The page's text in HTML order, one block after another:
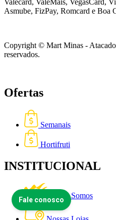
Asmube, FizPay, Romcard e Boa
Copyright © Mart Minas -
reservados.
Ofertas
Semanais
Hortifruti
INSTITUCIONAL
Quem Somos